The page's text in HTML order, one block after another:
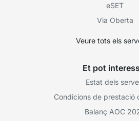
eSET
Via Oberta
Veure tots els
Et pot
Estat dels
Condicions de prestació
Balanç AOC